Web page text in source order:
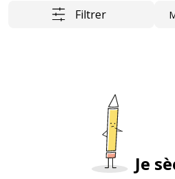
Filtrer
Je